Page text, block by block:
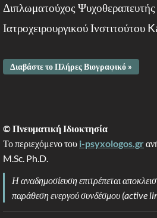
Διπλωματούχος
Ιατροχειρουργικού
Διαβάστε το Πλήρες Βιογραφικό »
© Πνευματική Ιδιοκτησία
Το περιεχόμενο του i-psyxologos.gr
M.Sc. Ph.D.
Η αναδημοσίευση επιτρέπεται
παράθεση ενεργού συνδέσμου (active